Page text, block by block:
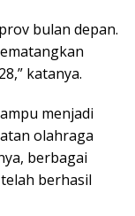
bulan depan.
katanya.
menjadi
olahraga
berbagai
berhasil